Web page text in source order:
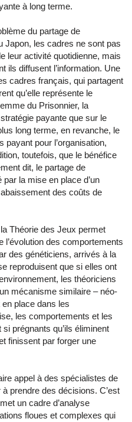
à long terme.
du partage de
Japon, les cadres ne sont pas
leur activité quotidienne, mais
ils diffusent l’information. Une
cadres français, qui partagent
qu’elle représente le
du Prisonnier, la
payante que sur le
long terme, en revanche, le
payant pour l’organisation,
toutefois, que le bénéfice
dit, le partage de
par la mise en place d’un
des coûts de
Théorie des Jeux permet
des comportements
des généticiens, arrivés à la
reproduisent que si elles ont
les théoriciens
mécanisme similaire – néo-
place dans les
les comportements et les
prégnants qu’ils éliminent
finissent par forger une
appel à des spécialistes de
prendre des décisions. C’est
un cadre d’analyse
floues et complexes qui